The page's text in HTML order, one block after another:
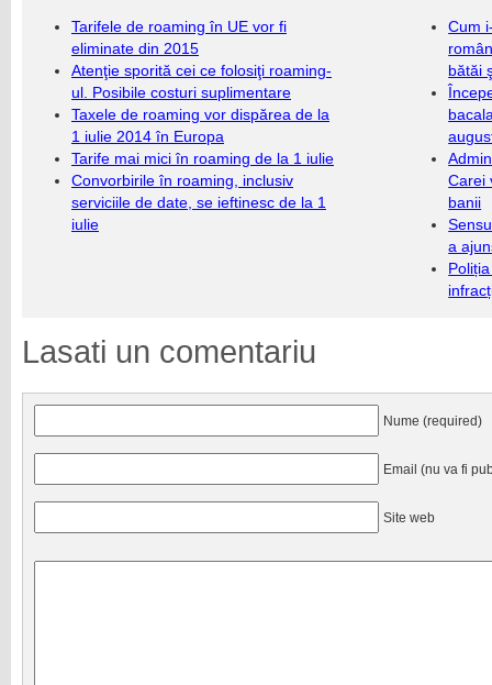
Tarifele de roaming în UE vor fi
eliminate din 2015
Atenţie sporită cei ce folosiţi roaming-
ul. Posibile costuri suplimentare
Taxele de roaming vor dispărea de la
1 iulie 2014 în Europa
Tarife mai mici în roaming de la 1 iulie
Convorbirile în roaming, inclusiv
serviciile de date, se ieftinesc de la 1
iulie
Cum
bătăi
Carei
banii
a
Lasati un comentariu
Nume (required)
Email (nu va fi
Site web